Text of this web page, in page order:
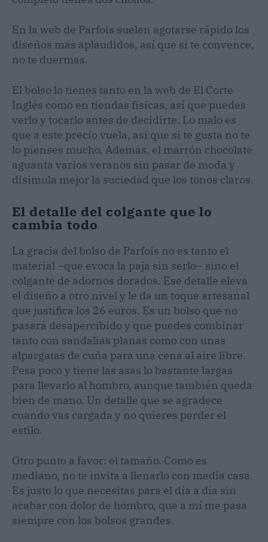
En la web de Parfois suelen agotarse rápido los
diseños más aplaudidos, así que si te convence,
no te duermas.
El bolso lo tienes tanto en la web de El Corte
Inglés como en tiendas físicas, así que puedes
verlo y tocarlo antes de decidirte. Lo malo es
que a este precio vuela, así que si te gusta no te
lo pienses mucho. Además, el marrón chocolate
aguanta varios veranos sin pasar de moda y
disimula mejor la suciedad que los tonos claros.
El detalle del colgante que lo
cambia todo
La gracia del bolso de Parfois no es tanto el
material –que evoca la paja sin serlo– sino el
colgante de adornos dorados. Ese detalle eleva
el diseño a otro nivel y le da un toque artesanal
que justifica los 26 euros. Es un bolso que no
pasará desapercibido y que puedes combinar
tanto con sandalias planas como con unas
alpargatas de cuña para una cena al aire libre.
Pesa poco y tiene las asas lo bastante largas
para llevarlo al hombro, aunque también queda
bien de mano. Un detalle que se agradece
cuando vas cargada y no quieres perder el
estilo.
Otro punto a favor: el tamaño. Como es
mediano, no te invita a llenarlo con media casa.
Es justo lo que necesitas para el día a día sin
acabar con dolor de hombro, que a mí me pasa
siempre con los bolsos grandes.